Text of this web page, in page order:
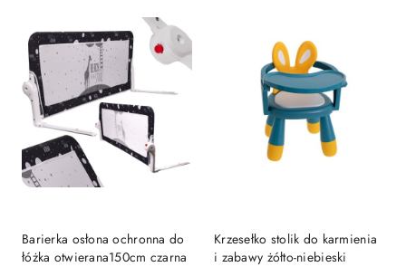
Barierka osłona ochronna do
łóżka otwierana150cm czarna
Krzesełko stolik do karmienia
i zabawy żółto-niebieski